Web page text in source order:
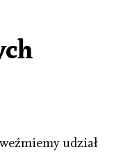
udział